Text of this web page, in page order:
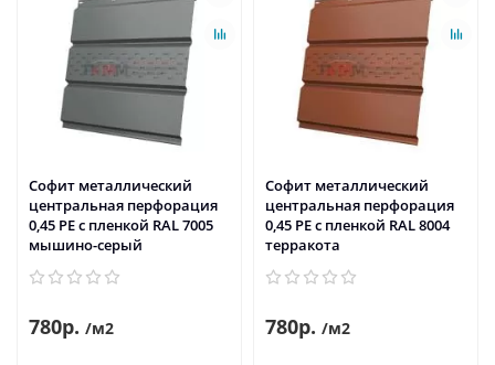
Софит металлический
центральная перфорация
0,45 PE с пленкой RAL 7005
мышино-серый
780р. /м2
Софит металлический
центральная перфорация
0,45 PE с пленкой RAL 8004
терракота
780р. /м2